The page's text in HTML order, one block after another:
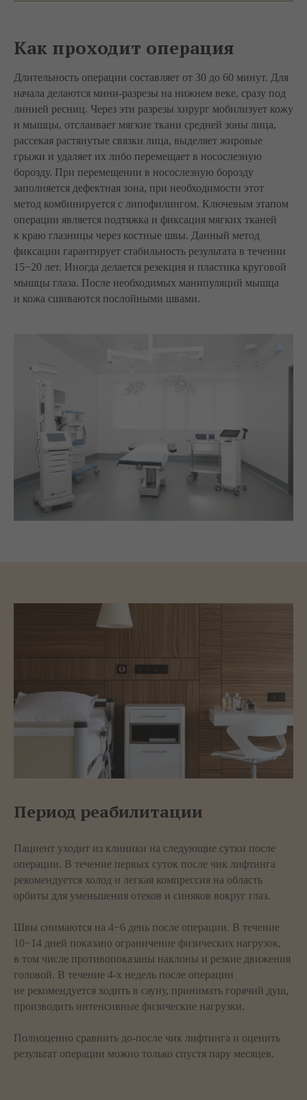
Как проходит операция
Длительность операции составляет от 30 до 60 минут. Для
начала делаются мини-разрезы на нижнем веке, сразу под
линией ресниц. Через эти разрезы хирург мобилизует кожу
и мышцы, отслаивает мягкие ткани средней зоны лица,
рассекая растянутые связки лица, выделяет жировые
грыжи и удаляет их либо перемещает в носослезную
борозду. При перемещении в носослезную борозду
заполняется дефектная зона, при необходимости этот
метод комбинируется с липофилингом. Ключевым этапом
операции является подтяжка и фиксация мягких тканей
к краю глазницы через костные швы. Данный метод
фиксации гарантирует стабильность результата в течении
15−20 лет. Иногда делается резекция и пластика круговой
мышцы глаза. После необходимых манипуляций мышца
и кожа сшиваются послойными швами.
Период реабилитации
Пациент уходит из клиники на следующие сутки после
операции. В течение первых суток после чик лифтинга
рекомендуется холод и легкая компрессия на область
орбиты для уменьшения отеков и синяков вокруг глаз.
Швы снимаются на 4−6 день после операции. В течение
10−14 дней показано ограничение физических нагрузок,
в том числе противопоказаны наклоны и резкие движения
головой. В течение 4-х недель после операции
не рекомендуется ходить в сауну, принимать горячий душ,
производить интенсивные физические нагрузки.
Полноценно сравнить до-после чик лифтинга и оценить
результат операции можно только спустя пару месяцев.